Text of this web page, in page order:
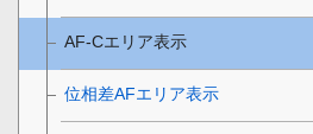
AF-Cエリア表示
位相差AFエリア表示